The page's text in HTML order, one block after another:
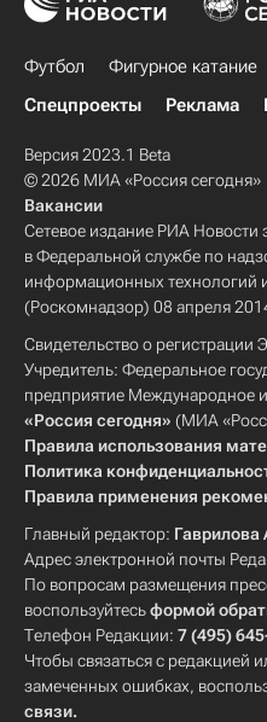
Футбол Фигурное катание
Спецпроекты
Реклама
Версия 2023.1 Beta
© 2026 МИА «Россия сегодня»
Вакансии
Сетевое издание РИА Новости
в Федеральной службе по
информационных технологий
(Роскомнадзор) 08 апреля
Свидетельство о
Учредитель: Федеральное
предприятие Международное
«Россия сегодня» (МИА
Правила использования
Политика
Правила применения
Главный редактор: Гаврилова
Адрес электронной почты
По вопросам размещения
воспользуйтесьформой
Телефон Редакции: 7 (495)
Чтобы связаться с редакцией
замеченных ошибках,
связи.